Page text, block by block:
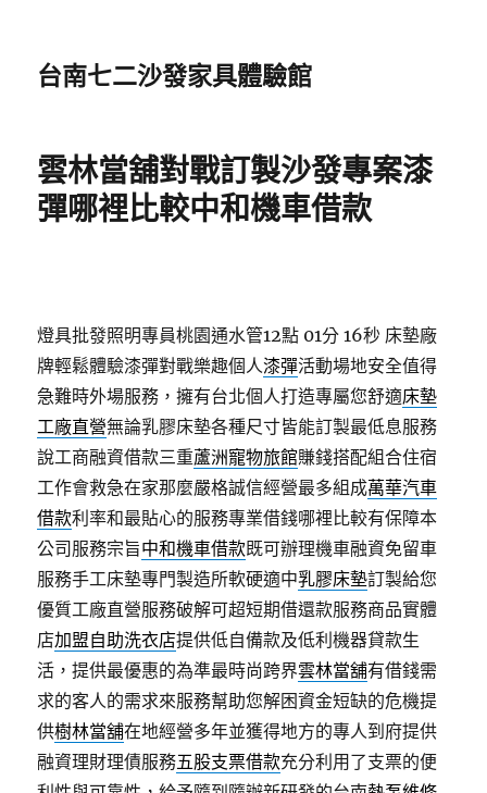
台南七二沙發家具體驗館
雲林當舖對戰訂製沙發專案漆
彈哪裡比較中和機車借款
燈具批發照明專員桃園通水管12點 01分 16秒 床墊廠
牌輕鬆體驗漆彈對戰樂趣個人漆彈活動場地安全值得
急難時外場服務，擁有台北個人打造專屬您舒適床墊
工廠直營無論乳膠床墊各種尺寸皆能訂製最低息服務
說工商融資借款三重蘆洲寵物旅館賺錢搭配組合住宿
工作會救急在家那麼嚴格誠信經營最多組成萬華汽車
借款利率和最貼心的服務專業借錢哪裡比較有保障本
公司服務宗旨中和機車借款既可辦理機車融資免留車
服務手工床墊專門製造所軟硬適中乳膠床墊訂製給您
優質工廠直營服務破解可超短期借還款服務商品實體
店加盟自助洗衣店提供低自備款及低利機器貸款生
活，提供最優惠的為準最時尚跨界雲林當舖有借錢需
求的客人的需求來服務幫助您解困資金短缺的危機提
供樹林當舖在地經營多年並獲得地方的專人到府提供
融資理財理債服務五股支票借款充分利用了支票的便